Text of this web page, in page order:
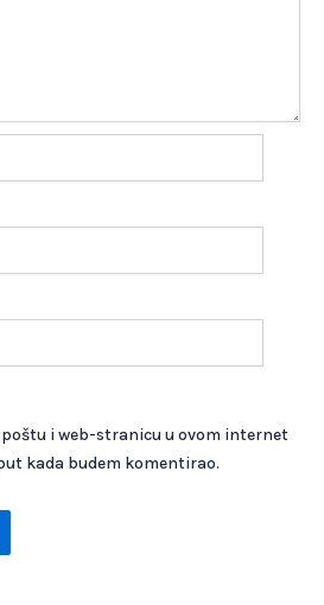
i web-stranicu u ovom internet
kada budem komentirao.